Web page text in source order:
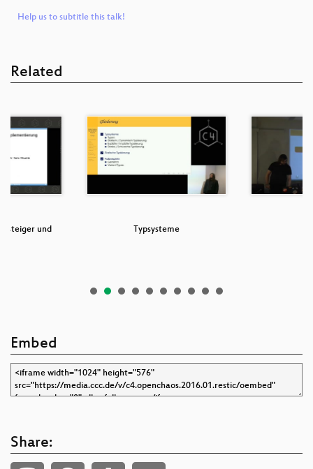
Help us to subtitle this talk!
Related
und
Typsysteme
Embed
Share: